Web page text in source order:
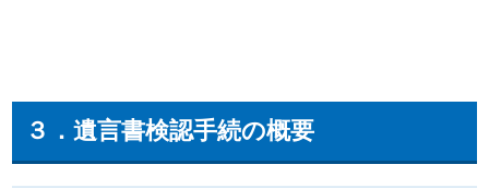
３．遺言書検認手続の概要